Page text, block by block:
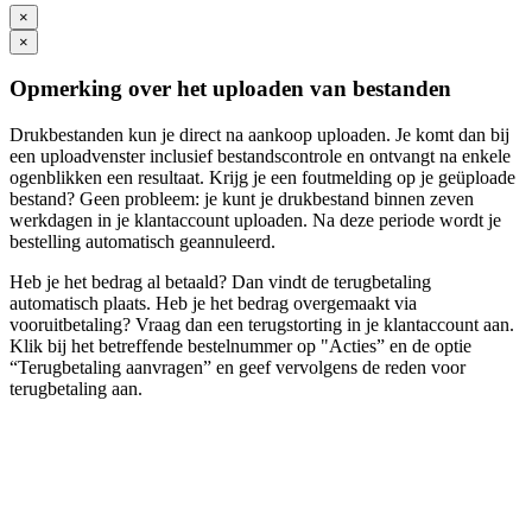
×
×
Opmerking over het uploaden van bestanden
Drukbestanden kun je direct na aankoop uploaden. Je komt dan bij
een uploadvenster inclusief bestandscontrole en ontvangt na enkele
ogenblikken een resultaat. Krijg je een foutmelding op je geüploade
bestand? Geen probleem: je kunt je drukbestand binnen zeven
werkdagen in je klantaccount uploaden. Na deze periode wordt je
bestelling automatisch geannuleerd.
Heb je het bedrag al betaald? Dan vindt de terugbetaling
automatisch plaats. Heb je het bedrag overgemaakt via
vooruitbetaling? Vraag dan een terugstorting in je klantaccount aan.
Klik bij het betreffende bestelnummer op "Acties” en de optie
“Terugbetaling aanvragen” en geef vervolgens de reden voor
terugbetaling aan.